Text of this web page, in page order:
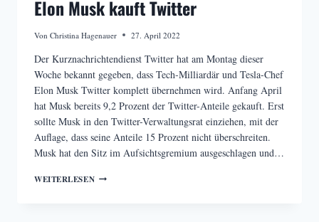
Elon Musk kauft Twitter
Von Christina Hagenauer 27. April 2022
Der Kurznachrichtendienst Twitter hat am Montag dieser
Woche bekannt gegeben, dass Tech-Milliardär und Tesla-Chef
Elon Musk Twitter komplett übernehmen wird. Anfang April
hat Musk bereits 9,2 Prozent der Twitter-Anteile gekauft. Erst
sollte Musk in den Twitter-Verwaltungsrat einziehen, mit der
Auflage, dass seine Anteile 15 Prozent nicht überschreiten.
Musk hat den Sitz im Aufsichtsgremium ausgeschlagen und…
WEITERLESENELON